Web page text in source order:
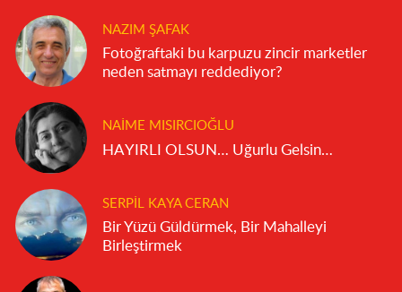
NAZIM ŞAFAK
Fotoğraftaki bu karpuzu zincir marketler
neden satmayı reddediyor?
NAIME MISIRCIOĞLU
HAYIRLI OLSUN… Uğurlu Gelsin…
SERPIL KAYA CERAN
Bir Yüzü Güldürmek, Bir Mahalleyi
Birleştirmek